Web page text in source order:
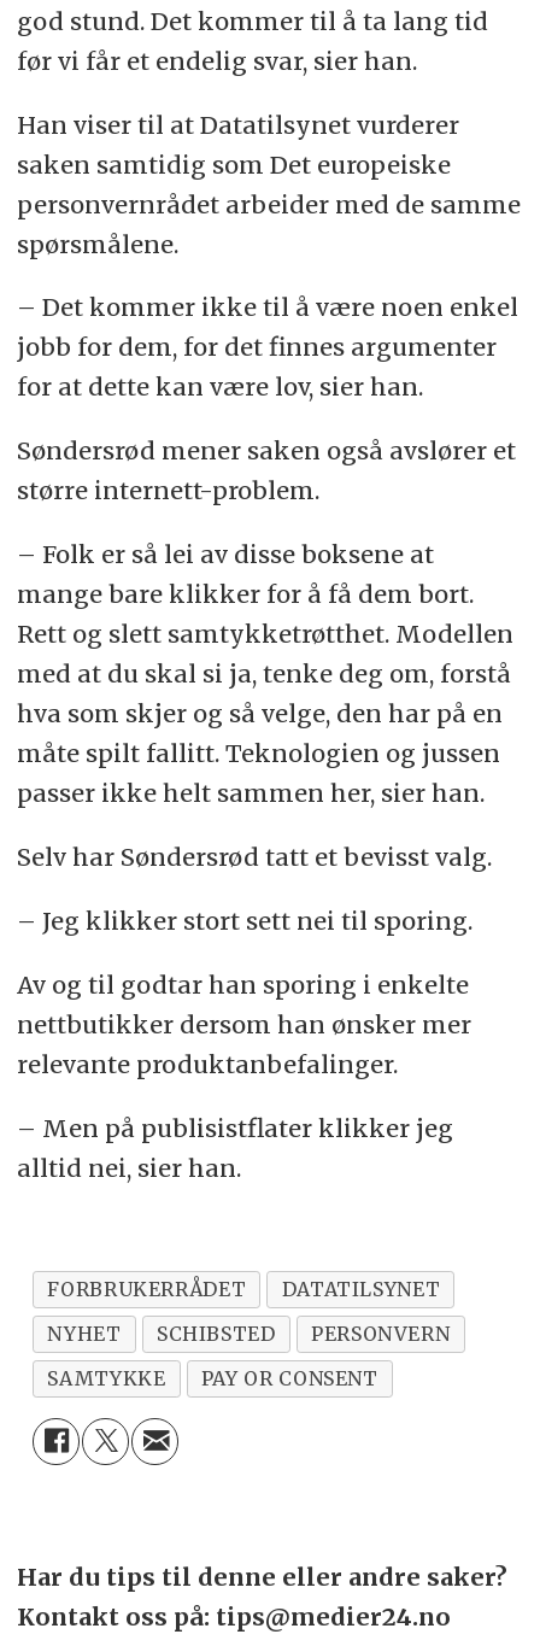
god stund. Det kommer til å ta lang tid
før vi får et endelig svar, sier han.
Han viser til at Datatilsynet vurderer
saken samtidig som Det europeiske
personvernrådet arbeider med de samme
spørsmålene.
– Det kommer ikke til å være noen enkel
jobb for dem, for det finnes argumenter
for at dette kan være lov, sier han.
Søndersrød mener saken også avslører et
større internett-problem.
– Folk er så lei av disse boksene at
mange bare klikker for å få dem bort.
Rett og slett samtykketrøtthet. Modellen
med at du skal si ja, tenke deg om, forstå
hva som skjer og så velge, den har på en
måte spilt fallitt. Teknologien og jussen
passer ikke helt sammen her, sier han.
Selv har Søndersrød tatt et bevisst valg.
– Jeg klikker stort sett nei til sporing.
Av og til godtar han sporing i enkelte
nettbutikker dersom han ønsker mer
relevante produktanbefalinger.
– Men på publisistflater klikker jeg
alltid nei, sier han.
FORBRUKERRÅDET
DATATILSYNET
NYHET
SCHIBSTED
PERSONVERN
SAMTYKKE
PAY OR CONSENT
Har du tips til denne eller andre saker?
Kontakt oss på: tips@medier24.no